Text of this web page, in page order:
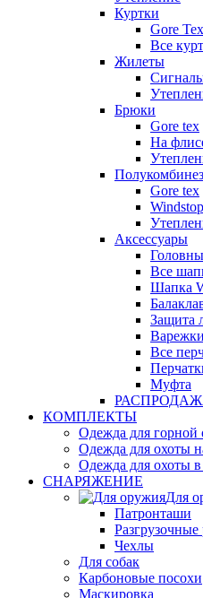
Куртки
Gore Tex
Все
Жилеты
Брюки
Gore tex
На
Gore tex
Аксессуары
Все
Шапка
Защита
Варежки
Все
Муфта
КОМПЛЕКТЫ
Одежда для горной
Одежда для охоты
Одежда для охоты в
СНАРЯЖЕНИЕ
Для
Патронташи
Чехлы
Для собак
Карбоновые посохи
Маскировка